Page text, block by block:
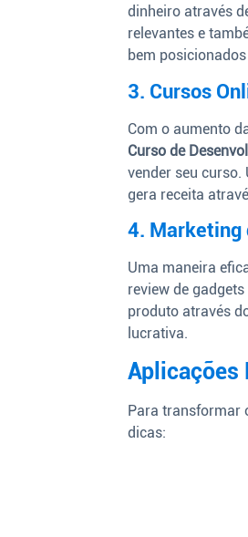
dinheiro através
relevantes e
bem
3. Cursos
Com o aumento
Curso de
vender seu
gera receita
4. Marketing
Uma maneira
review de
produto através
lucrativa.
Aplicações
Para transformar
dicas: